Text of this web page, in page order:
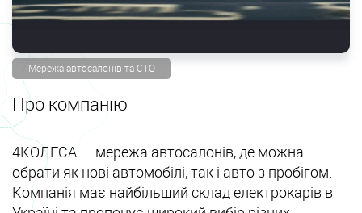
Мережа автосалонів та СТО
Про компанію
4КОЛЕСА — мережа автосалонів, де можна
обрати як нові автомобілі, так і авто з пробігом.
Компанія має найбільший склад електрокарів в